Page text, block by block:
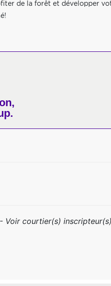
de la forêt et développer
Voir courtier(s) inscripteur(s)